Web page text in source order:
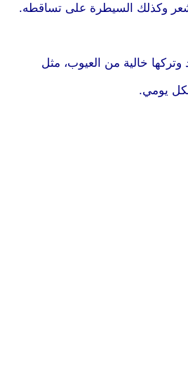
وكذلك السيطرة على تساقطه.
خالية من العيوب، مثل
يومي.